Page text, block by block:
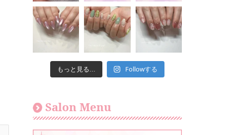
もっと見る... Followする
Salon Menu